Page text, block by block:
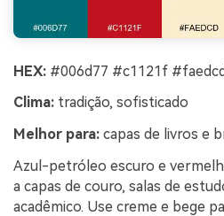
HEX: #006d77 #c1121f
Clima: tradição, sofisticado
Melhor para: capas de livros e
Azul-petróleo escuro e
a capas de couro, salas de
acadêmico. Use creme e bege